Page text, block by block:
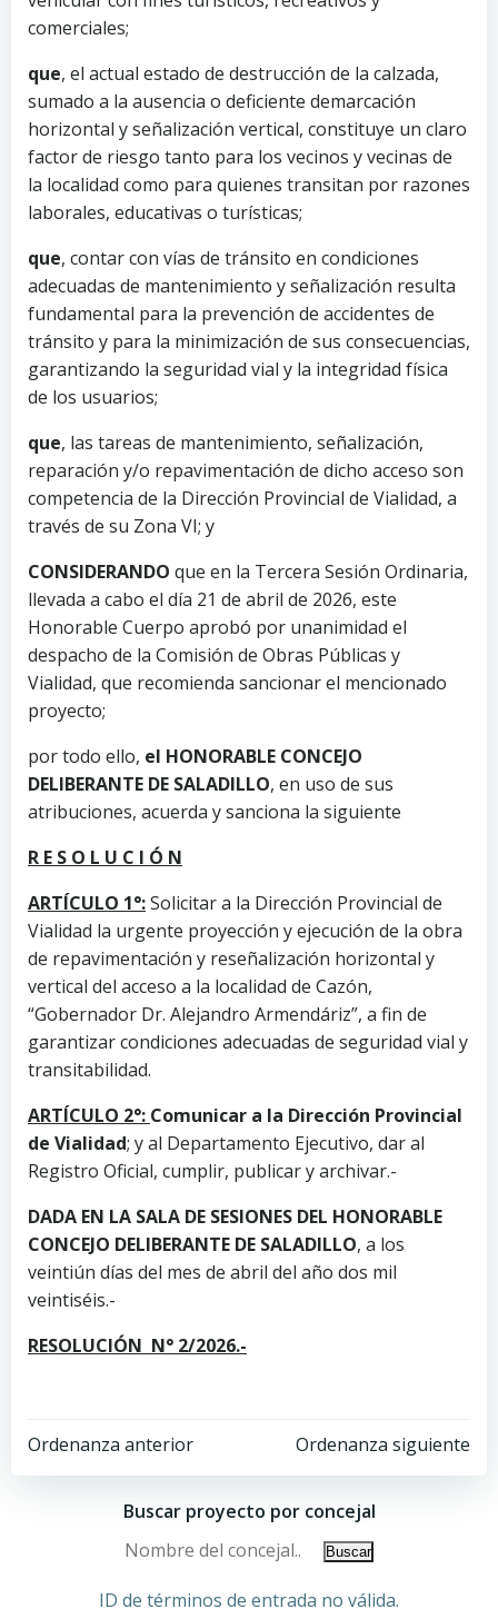
comerciales;
que, el actual estado de destrucción de la calzada,
sumado a la ausencia o deficiente demarcación
horizontal y señalización vertical, constituye un claro
factor de riesgo tanto para los vecinos y vecinas de
la localidad como para quienes transitan por razones
laborales, educativas o turísticas;
que, contar con vías de tránsito en condiciones
adecuadas de mantenimiento y señalización resulta
fundamental para la prevención de accidentes de
tránsito y para la minimización de sus consecuencias,
garantizando la seguridad vial y la integridad física
de los usuarios;
que, las tareas de mantenimiento, señalización,
reparación y/o repavimentación de dicho acceso son
competencia de la Dirección Provincial de Vialidad, a
través de su Zona VI; y
CONSIDERANDO que en la Tercera Sesión Ordinaria,
llevada a cabo el día 21 de abril de 2026, este
Honorable Cuerpo aprobó por unanimidad el
despacho de la Comisión de Obras Públicas y
Vialidad, que recomienda sancionar el mencionado
proyecto;
por todo ello, el HONORABLE CONCEJO
DELIBERANTE DE SALADILLO, en uso de sus
atribuciones, acuerda y sanciona la siguiente
R E S O L U C I Ó N
ARTÍCULO 1°:Solicitar a la Dirección Provincial de
Vialidad la urgente proyección y ejecución de la obra
de repavimentación y reseñalización horizontal y
vertical del acceso a la localidad de Cazón,
“Gobernador Dr. Alejandro Armendáriz”, a fin de
garantizar condiciones adecuadas de seguridad vial y
transitabilidad.
ARTÍCULO 2°: Comunicar a la Dirección Provincial
de Vialidad; y al Departamento Ejecutivo, dar al
Registro Oficial, cumplir, publicar y archivar.-
DADA EN LA SALA DE SESIONES DEL HONORABLE
CONCEJO DELIBERANTE DE SALADILLO, a los
veintiún días del mes de abril del año dos mil
veintiséis.-
RESOLUCIÓN N° 2/2026.-
Ordenanza anterior Ordenanza siguiente
Buscar proyecto por concejal
ID de términos de entrada no válida.